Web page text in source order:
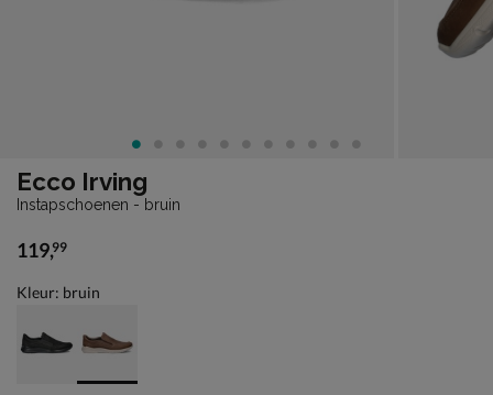
Ecco Irving
Instapschoenen - bruin
€ 119,99
119,99
Kleur: bruin